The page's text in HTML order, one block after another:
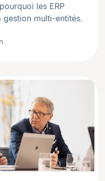
les ERP
multi-entités.